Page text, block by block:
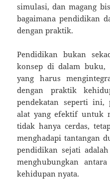
simulasi, dan magang
bagaimana pendidikan
dengan praktik.
Pendidikan bukan
konsep di dalam buku,
yang harus
dengan praktik
pendekatan seperti ini,
alat yang efektif untuk
tidak hanya cerdas,
menghadapi tantangan
pendidikan sejati
menghubungkan
kehidupan nyata.